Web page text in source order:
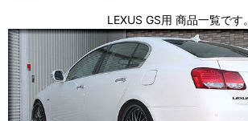
LEXUS GS用 商品一覧です。